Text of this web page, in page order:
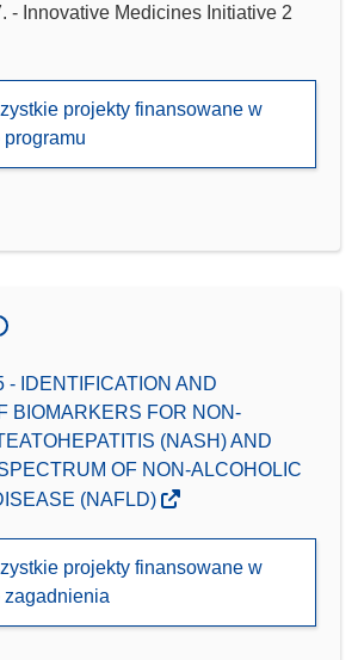
- Innovative Medicines Initiative 2
projekty finansowane w
programu
- IDENTIFICATION AND
BIOMARKERS FOR NON-
(NASH) AND
OF NON-ALCOHOLIC
(NAFLD)
projekty finansowane w
zagadnienia